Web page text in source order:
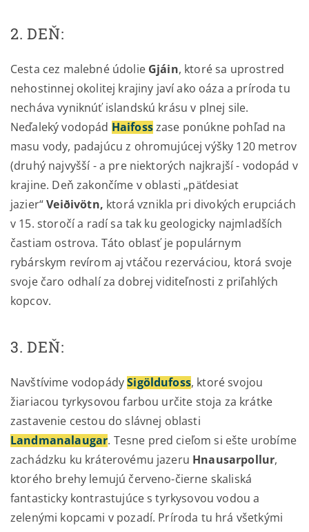
2. DEŇ:
Cesta cez malebné údolie Gjáin, ktoré sa uprostred
nehostinnej okolitej krajiny javí ako oáza a príroda tu
necháva vyniknúť islandskú krásu v plnej sile.
Neďaleký vodopád Haifosszase ponúkne pohľad na
masu vody, padajúcu z ohromujúcej výšky 120 metrov
(druhý najvyšší - a pre niektorých najkrajší - vodopád v
krajine. Deň zakončíme v oblasti „päťdesiat
jazier“Veiðivötn, ktorá vznikla pri divokých erupciách
v 15. storočí a radí sa tak ku geologicky najmladších
častiam ostrova. Táto oblasť je populárnym
rybárskym revírom aj vtáčou rezerváciou, ktorá svoje
svoje čaro odhalí za dobrej viditeľnosti z priľahlých
kopcov.
3. DEŇ:
Navštívime vodopádySigöldufoss, ktoré svojou
žiariacou tyrkysovou farbou určite stoja za krátke
zastavenie cestou do slávnej oblasti
Landmanalaugar. Tesne pred cieľom si ešte urobíme
zachádzku ku kráterovému jazeru Hnausarpollur,
ktorého brehy lemujú červeno-čierne skaliská
fantasticky kontrastujúce s tyrkysovou vodou a
zelenými kopcami v pozadí. Príroda tu hrá všetkými